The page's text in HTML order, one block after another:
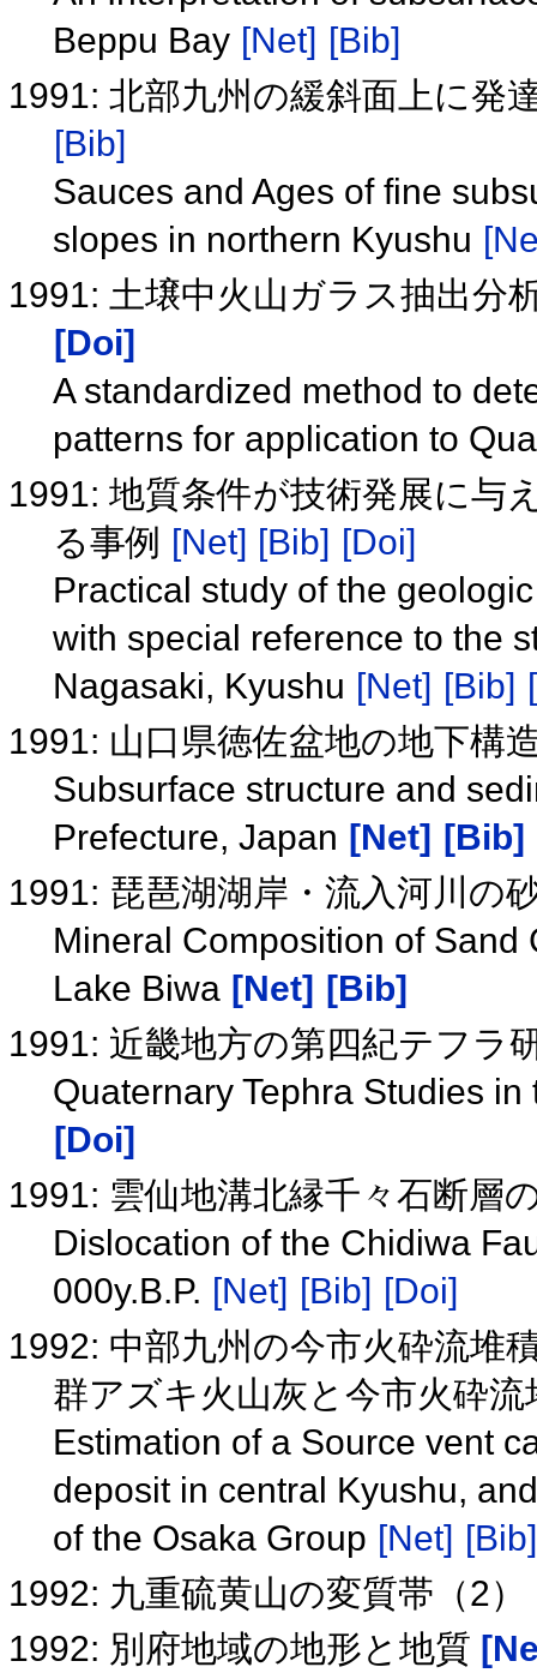
Beppu Bay [Net] [Bib]
1991: 北部九州の緩斜面上に発
[Bib]
Sauces and Ages of fine
slopes in northern Kyushu
1991: 土壌中火山ガラス抽出分
[Doi]
A standardized method to
patterns for application to
1991: 地質条件が技術発展に与
る事例 [Net] [Bib] [Doi]
Practical study of the
with special reference to the
Nagasaki, Kyushu [Net] [Bib]
1991: 山口県徳佐盆地の地下構
Subsurface structure and
Prefecture, Japan [Net] [Bib]
1991: 琵琶湖湖岸・流入河川の
Mineral Composition of
Lake Biwa [Net] [Bib]
1991: 近畿地方の第四紀テフラ
Quaternary Tephra Studies
[Doi]
1991: 雲仙地溝北縁千々石断層
Dislocation of the Chidiwa
000y.B.P. [Net] [Bib] [Doi]
1992: 中部九州の今市火砕流堆
群アズキ火山灰と今市火砕
Estimation of a Source vent
deposit in central Kyushu,
of the Osaka Group [Net] [Bib]
1992: 九重硫黄山の変質帯（2）
1992: 別府地域の地形と地質